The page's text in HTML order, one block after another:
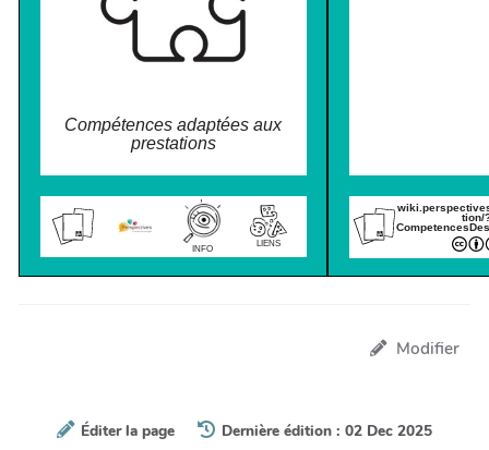
Compétences adaptées aux
prestations
INFO
LIENS
tion/
Modifier
Éditer la page
Dernière édition : 02 Dec 2025